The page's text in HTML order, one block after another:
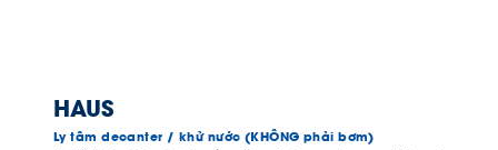
HAUS
Ly tâm decanter / khử nước (KHÔNG phải bơm)